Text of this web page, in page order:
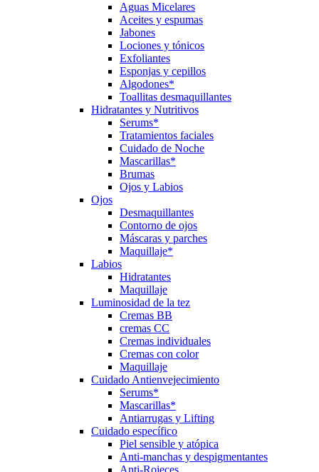
Aguas Micelares
Aceites y espumas
Jabones
Lociones y tónicos
Exfoliantes
Esponjas y cepillos
Algodones*
Toallitas desmaquillantes
Hidratantes y Nutritivos
Serums*
Tratamientos faciales
Cuidado de Noche
Mascarillas*
Brumas
Ojos y Labios
Ojos
Desmaquillantes
Contorno de ojos
Máscaras y parches
Maquillaje*
Labios
Hidratantes
Maquillaje
Luminosidad de la tez
Cremas BB
cremas CC
Cremas individuales
Cremas con color
Maquillaje
Cuidado Antienvejecimiento
Serums*
Mascarillas*
Antiarrugas y Lifting
Cuidado específico
Piel sensible y atópica
Anti-manchas y despigmentantes